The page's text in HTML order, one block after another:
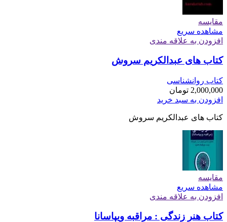
مقایسه
مشاهده سریع
افزودن به علاقه مندی
کتاب های عبدالکریم سروش
کتاب روانشناسی
2,000,000 تومان
افزودن به سبد خرید
کتاب های عبدالکریم سروش
مقایسه
مشاهده سریع
افزودن به علاقه مندی
کتاب هنر زندگی : مراقبه ویپاسانا